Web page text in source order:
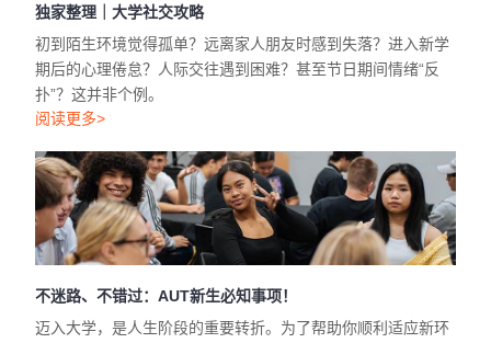
独家整理｜大学社交攻略
初到陌生环境觉得孤单？远离家人朋友时感到失落？进入新学
期后的心理倦怠？人际交往遇到困难？甚至节日期间情绪“反
扑”？这并非个例。
阅读更多>
不迷路、不错过：AUT新生必知事项！
迈入大学，是人生阶段的重要转折。为了帮助你顺利适应新环